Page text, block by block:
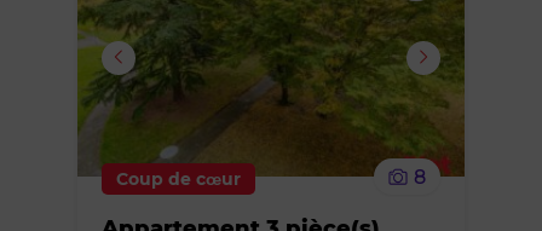
ou
supprimer
le
Coup de cœur 8